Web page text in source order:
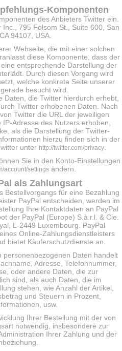
Komponenten
des Anbieters Twitter ein.
795 Folsom St., Suite 600, San
94107, USA.
Webseite, die mit einer solchen
diese Komponente, dass der
entsprechende Darstellung der
Durch diesen Vorgang wird
welche konkrete Seite unserer
besucht wird.
Daten, die Twitter hierdurch erhebt,
Twitter erhobenen Daten. Nach
Twitter die URL der jeweiligen
Adresse des Nutzers erhoben,
als die Darstellung der Twitter-
hierzu finden sich in der
unter http://twitter.com/privacy.
Sie in den Konto-Einstellungen
account/settingsändern.
als Zahlungsart
Bestellvorgangs für eine Bezahlung
PayPal entscheiden, werden im
Ihre Kontaktdaten an PayPal
der PayPal (Europe) S.à.r.l. & Cie.
L-2449 Luxembourg. PayPal
Online-Zahlungsdienstleisters
bietet Käuferschutzdienste an.
personenbezogenen Daten handelt
Adresse, Telefonnummer,
oder andere Daten, die zur
sind, als auch Daten, die im
stehen, wie Anzahl der Artikel,
und Steuern in Prozent,
usw.
Ihrer Bestellung mit der von
notwendig, insbesondere zur
Ihrer Zahlung und der